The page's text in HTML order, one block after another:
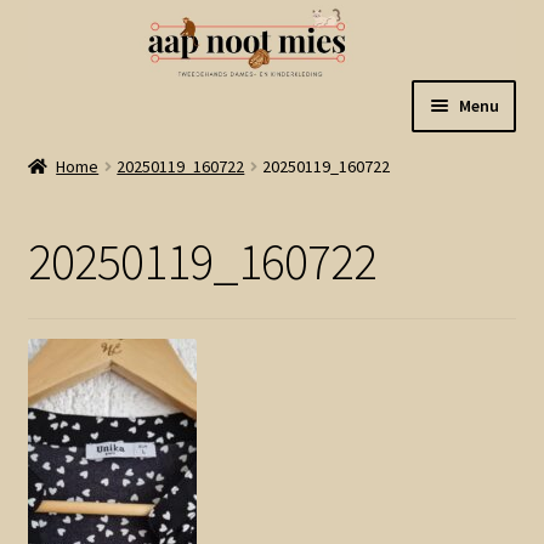
naar
de
Menu
Welkom
Mijn account
Winkelmand
Linkjes
Home 20250119_160722 20250119_160722
20250119_160722